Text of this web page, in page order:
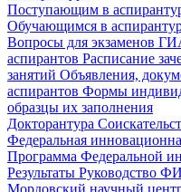
Поступающим в
Обучающимся в
Вопросы для экзаменов
аспирантов Расписание
занятий Объявления,
аспирантов Формы
образцы их заполнения
Докторантура
Федеральная
Программа Федеральной
Результаты Руководство
Мордовский научный